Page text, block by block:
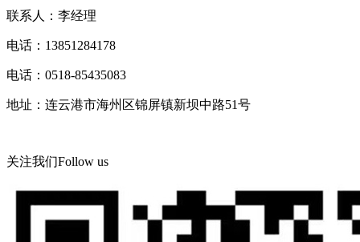
联系人：李经理
电话：13851284178
电话：0518-85435083
地址：连云港市海州区锦屏镇新坝中路51号
关注我们Follow us